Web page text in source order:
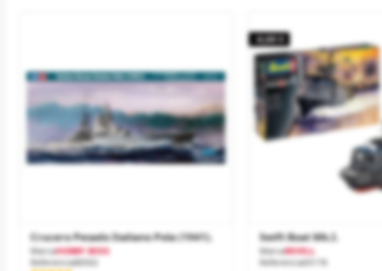
Crucero Pesado Italiano Pola (1941).
MarcaHOBBY BOSS
Referencia86502
Swift Boat Mk.I.
MarcaREVELL
Referencia05176
-6,00 €